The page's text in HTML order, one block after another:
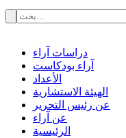
دراسات آراء
آراء بودكاست
الأعداد
الهيئة الاستشارية
عن رئيس التحرير
عن آراء
الرئيسية